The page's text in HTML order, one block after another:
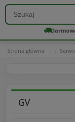
Strona główna
GV